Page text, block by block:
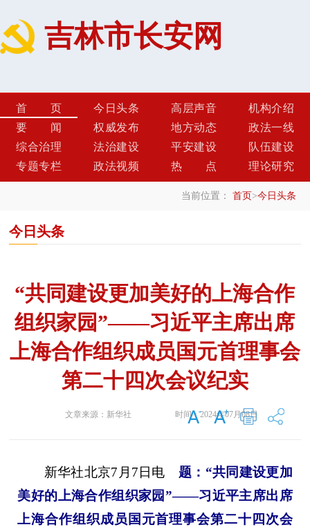
吉林市长安网
首页 今日头条 高层声音
机构介绍
要闻
权威发布 地方动态
政法一线
综合治理
法治建设 平安建设
队伍建设
专题专栏
政法视频 热点 理论研究
当前位置： 首页>今日头条
今日头条
“共同建设更加美好的上海合作
组织家园”——习近平主席出席
上海合作组织成员国元首理事会
第二十四次会议纪实
文章来源： 新华社 时间：2024年07月08日
新华社北京7月7日电 题：“共同建设更加
美好的上海合作组织家园”——习近平主席出席
上海合作组织成员国元首理事会第二十四次会